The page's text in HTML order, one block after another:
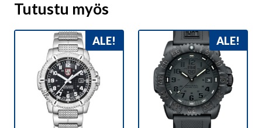
Tutustu myös
ALE! ALE!